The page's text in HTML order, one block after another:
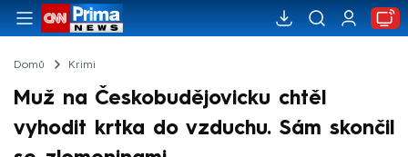
Domů Krimi
Muž na Českobudějovicku chtěl
vyhodit krtka do vzduchu. Sám skončil